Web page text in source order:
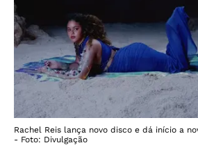
Rachel Reis lança novo disco e dá início a
- Foto: Divulgação